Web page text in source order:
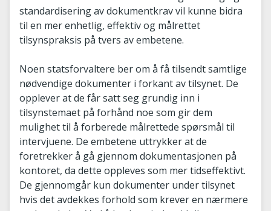
standardisering av dokumentkrav vil kunne bidra
til en mer enhetlig, effektiv og målrettet
tilsynspraksis på tvers av embetene.
Noen statsforvaltere ber om å få tilsendt samtlige
nødvendige dokumenter i forkant av tilsynet. De
opplever at de får satt seg grundig inn i
tilsynstemaet på forhånd noe som gir dem
mulighet til å forberede målrettede spørsmål til
intervjuene. De embetene uttrykker at de
foretrekker å gå gjennom dokumentasjonen på
kontoret, da dette oppleves som mer tidseffektivt.
De gjennomgår kun dokumenter under tilsynet
hvis det avdekkes forhold som krever en nærmere